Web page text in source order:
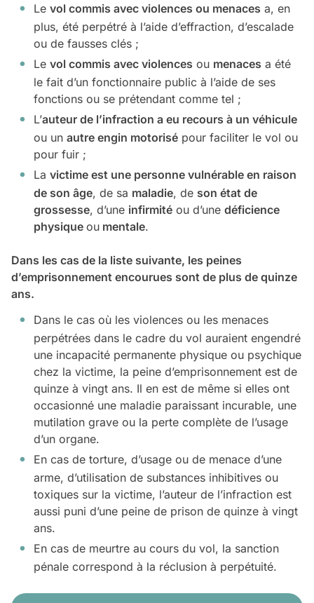
Le vol commis avec violences ou menaces a, en
plus, été perpétré à l’aide d’effraction, d’escalade
ou de fausses clés ;
Le vol commis avec violences ou menaces a été
le fait d’un fonctionnaire public à l’aide de ses
fonctions ou se prétendant comme tel ;
L’auteur de l’infraction a eu recours à un véhicule
ou un autre engin motorisé pour faciliter le vol ou
pour fuir ;
La victime est une personne vulnérable en raison
de son âge, de sa maladie, de son état de
grossesse, d’une infirmité ou d’une déficience
physique ou mentale.
Dans les cas de la liste suivante, les peines
d’emprisonnement encourues sont de plus de quinze
ans.
Dans le cas où les violences ou les menaces
perpétrées dans le cadre du vol auraient engendré
une incapacité permanente physique ou psychique
chez la victime, la peine d’emprisonnement est de
quinze à vingt ans. Il en est de même si elles ont
occasionné une maladie paraissant incurable, une
mutilation grave ou la perte complète de l’usage
d’un organe.
En cas de torture, d’usage ou de menace d’une
arme, d’utilisation de substances inhibitives ou
toxiques sur la victime, l’auteur de l’infraction est
aussi puni d’une peine de prison de quinze à vingt
ans.
En cas de meurtre au cours du vol, la sanction
pénale correspond à la réclusion à perpétuité.